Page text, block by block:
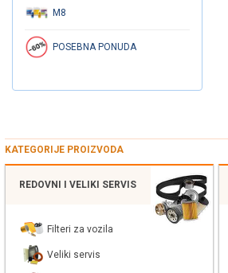
M8
POSEBNA PONUDA
KATEGORIJE PROIZVODA
REDOVNI I VELIKI SERVIS
Filteri za vozila
Veliki servis